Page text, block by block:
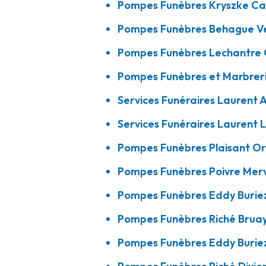
Pompes Funèbres Poivre - Merville
3 Rue Ferdinand Capelle-59660 Merville
Consulter l'agence 03 28 42 83 95
A votre écoute 24h/24 7j/7
Pompes Funèbres Eddy Buriez - Barlin
14h-18h
- 62620 Barlin
Consulter l'agence 03 21 25 93 05
Pompes Funèbres Kryszke
Pompes Funèbres Behague
Pompes Funèbres Lechantre
Pompes Funèbres et
Services Funéraires Laurent
Services Funéraires Laurent
Pompes Funèbres Plaisant
Pompes Funèbres Poivre
Pompes Funèbres Eddy
Pompes Funèbres Riché
Pompes Funèbres Eddy